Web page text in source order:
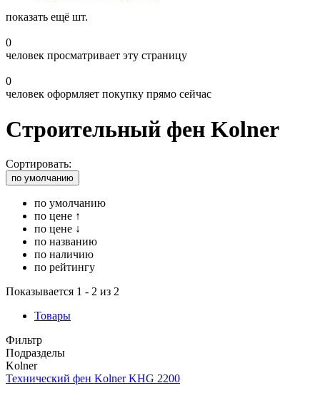
показать ещё шт.
0
человек просматривает эту страницу
0
человек оформляет покупку прямо сейчас
Строительный фен Kolner
Сортировать:
по умолчанию
по умолчанию
по цене ↑
по цене ↓
по названию
по наличию
по рейтингу
Показывается 1 - 2 из 2
Товары
Фильтр
Подразделы
Kolner
Технический фен Kolner KHG 2200